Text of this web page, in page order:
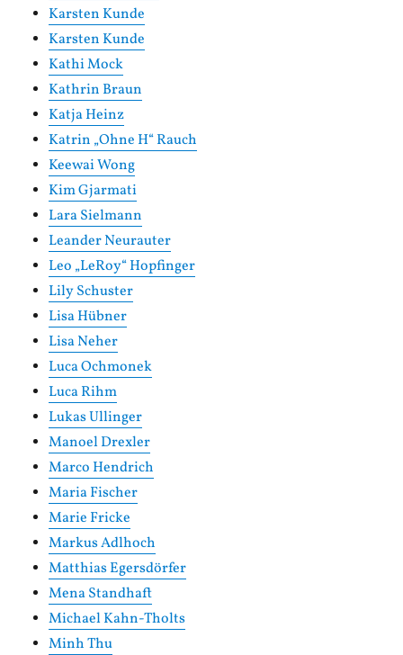
Karsten Kunde
Karsten Kunde
Kathi Mock
Kathrin Braun
Katja Heinz
Katrin „Ohne H“ Rauch
Keewai Wong
Kim Gjarmati
Lara Sielmann
Leander Neurauter
Leo „LeRoy“ Hopfinger
Lily Schuster
Lisa Hübner
Lisa Neher
Luca Ochmonek
Luca Rihm
Lukas Ullinger
Manoel Drexler
Marco Hendrich
Maria Fischer
Marie Fricke
Markus Adlhoch
Matthias Egersdörfer
Mena Standhaft
Michael Kahn-Tholts
Minh Thu